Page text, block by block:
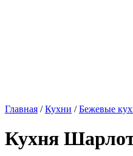
Главная /Кухни /Бежевые
Кухня